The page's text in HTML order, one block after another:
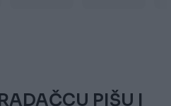
PIŠU I